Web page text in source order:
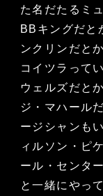
た名だたるミ
BBキングだと
ンクリンだと
コイツラって
ウェルズだと
ジ・マハール
ージシャンも
ィルソン・ピ
ール・センタ
と一緒にやっ